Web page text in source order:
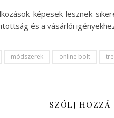
képesek lesznek
és a vásárlói
módszerek online bolt
SZÓLJ HOZZÁ